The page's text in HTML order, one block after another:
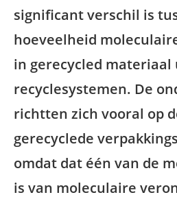
significant verschil is
hoeveelheid
in gerecycled materiaal
recyclesystemen. De
richtten zich vooral op
gerecyclede
omdat dat één van de
is van moleculaire